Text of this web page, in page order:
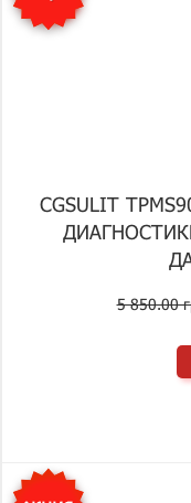
CGSULIT
5 850.00